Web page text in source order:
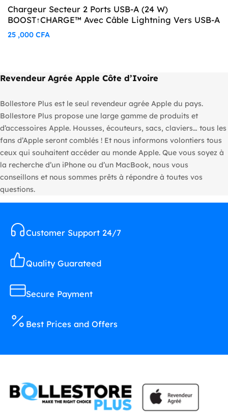
Chargeur Secteur 2 Ports USB-A (24 W)
BOOST↑CHARGE™ Avec Câble Lightning Vers USB-A
25 ,000 CFA
Revendeur Agrée Apple Côte d’Ivoire
Bollestore Plus est le seul revendeur agrée Apple du pays.
Bollestore Plus propose une large gamme de produits et
d’accessoires Apple. Housses, écouteurs, sacs, claviers… tous les
fans d’Apple seront comblés ! Et nous informons volontiers tous
ceux qui souhaitent accéder au monde Apple. Que vous soyez à
la recherche d’un iPhone ou d’un MacBook, nous vous
conseillons et nous sommes prêts à répondre à toutes vos
questions.
Customer Support 24/7
Quality Guarateed
Secure Payment
Best Prices and Offers